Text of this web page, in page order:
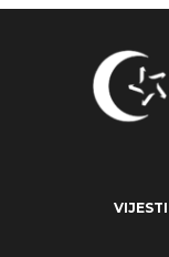
VIJESTI